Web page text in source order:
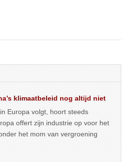
klimaatbeleid nog altijd niet
Europa volgt, hoort steeds
offert zijn industrie op voor het
het mom van vergroening